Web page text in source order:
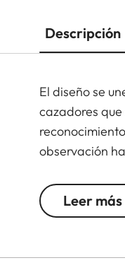
Descripción
El diseño se
cazadores
observación
escondites.
Leer más